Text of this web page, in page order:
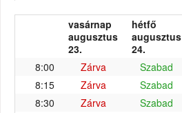
vasárnap
augusztus
23.
hétfő
augusztus
24.
8:00
Zárva Szabad
8:15
Zárva Szabad
8:30
Zárva Szabad